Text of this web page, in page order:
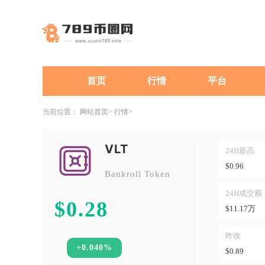
首页 行情 平台
当前位置： 网站首页 行情
VLT
Bankroll Token
$0.28
+0.040%
24H最高
$0.96
24H成交额
$11.17万
昨收
$0.89